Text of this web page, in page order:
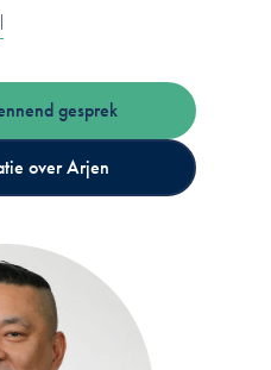
gesprek
over Arjen